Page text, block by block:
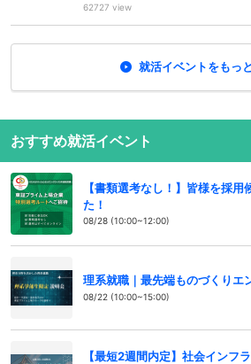
62727 view
就活イベントをもっ
おすすめ就活イベント
【書類選考なし！】皆様を採
た！
08/28 (10:00~12:00)
理系就職｜最先端ものづくりエ
08/22 (10:00~15:00)
【最短2週間内定】社会インフ